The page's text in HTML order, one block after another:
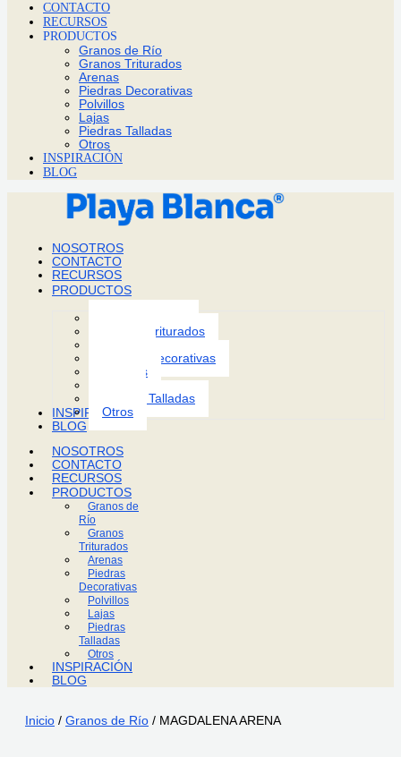
CONTACTO
RECURSOS
PRODUCTOS
Granos de Río
Granos Triturados
Arenas
Piedras Decorativas
Polvillos
Lajas
Piedras Talladas
Otros
INSPIRACIÓN
BLOG
NOSOTROS
CONTACTO
RECURSOS
PRODUCTOS
Granos Triturados
Piedras Decorativas
Polvillos
Piedras Talladas
Otros
INSPIRACIÓN
BLOG
NOSOTROS
CONTACTO
RECURSOS
PRODUCTOS
Granos de
Río
Granos
Triturados
Arenas
Piedras
Decorativas
Polvillos
Lajas
Piedras
Talladas
Otros
INSPIRACIÓN
BLOG
Inicio / Granos de Río / MAGDALENA ARENA